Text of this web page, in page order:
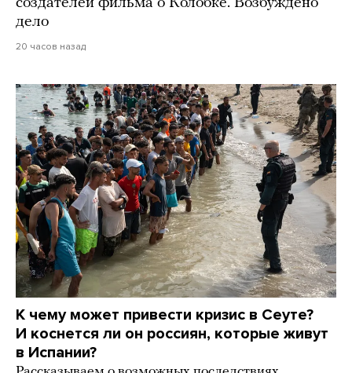
создателей фильма о Колобке. Возбуждено
дело
20 часов назад
К чему может привести кризис в Сеуте?
И коснется ли он россиян, которые живут
в Испании?